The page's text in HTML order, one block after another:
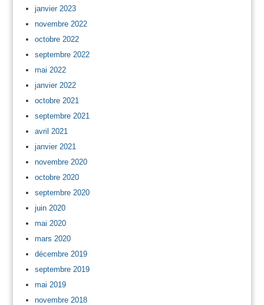
janvier 2023
novembre 2022
octobre 2022
septembre 2022
mai 2022
janvier 2022
octobre 2021
septembre 2021
avril 2021
janvier 2021
novembre 2020
octobre 2020
septembre 2020
juin 2020
mai 2020
mars 2020
décembre 2019
septembre 2019
mai 2019
novembre 2018